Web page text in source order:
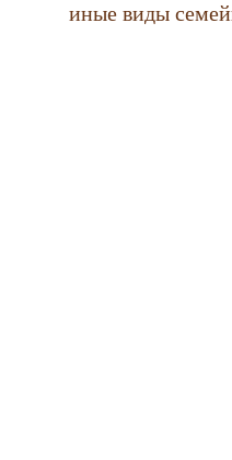
иные виды